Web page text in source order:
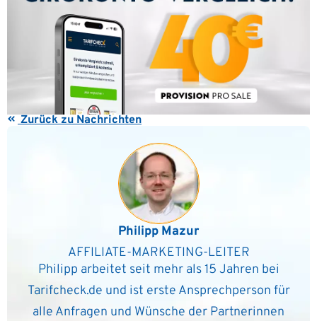
Zurück zu Nachrichten
Philipp Mazur
AFFILIATE-MARKETING-LEITER
Philipp arbeitet seit mehr als 15 Jahren bei
Tarifcheck.de und ist erste Ansprechperson für
alle Anfragen und Wünsche der Partnerinnen